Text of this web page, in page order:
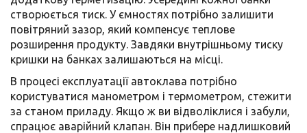
створюється тиск. У ємностях потрібно залишити
повітряний зазор, який компенсує теплове
розширення продукту. Завдяки внутрішньому тиску
кришки на банках залишаються на місці.
В процесі експлуатації автоклава потрібно
користуватися манометром і термометром, стежити
за станом приладу. Якщо ж ви відволіклися і забули,
спрацює аварійний клапан. Він прибере надлишковий